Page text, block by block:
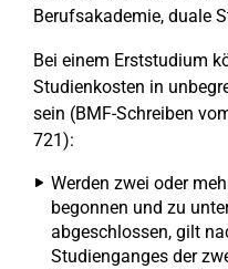
Berufsakademie, duale
Bei einem Erststudium
Studienkosten in
sein (BMF-Schreiben
721):
Werden zwei oder
begonnen und zu
abgeschlossen, gilt
Studienganges der